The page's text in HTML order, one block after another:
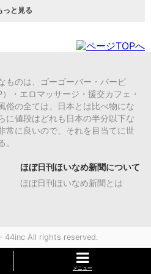
メニュー
っと見る
ものは、ゴーゴーバー・バービ
・エロマッサージ・援交カフェ・
俗の全ては、日本とは比べ物にな
に値段はどれも日本の半分以下な
常に良いので、それを目当てに世
ほぼ日刊ほいなめ新聞について
ほぼ日刊ほいなめ新聞とは
All rights reserved.